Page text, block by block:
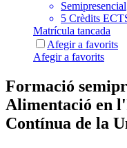
Semipresencial
5 Crèdits
Matrícula tancada
Afegir a favorits
Afegir a favorits
Formació
Alimentació en
Contínua de la